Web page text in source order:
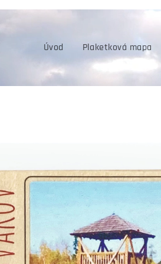
Úvod Plaketková mapa